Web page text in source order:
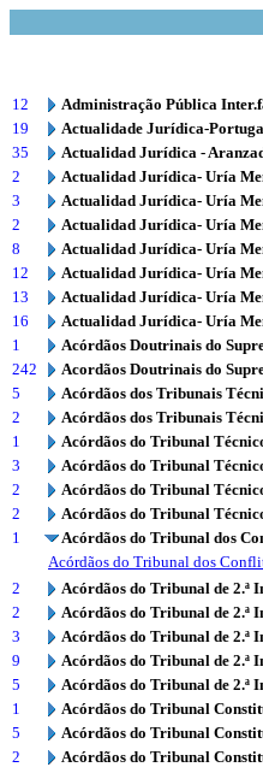
12
Administração Pública
19
Actualidade Jurídica-
35
Actualidad Jurídica -
2
Actualidad Jurídica- Uría
3
Actualidad Jurídica- Uría
2
Actualidad Jurídica- Uría
8
Actualidad Jurídica- Uría
12
Actualidad Jurídica- Uría
13
Actualidad Jurídica- Uría
16
Actualidad Jurídica- Uría
1
Acórdãos Doutrinais do
242
Acordãos Doutrinais do
5
Acórdãos dos Tribunais
2
Acórdãos dos Tribunais
1
Acórdãos do Tribunal
3
Acórdãos do Tribunal
2
Acórdãos do Tribunal
2
Acórdãos do Tribunal
1
Acórdãos do Tribunal dos
Acórdãos do Tribunal dos
2
Acórdãos do Tribunal de 2.ª
2
Acórdãos do Tribunal de 2.ª
3
Acórdãos do Tribunal de 2.ª
9
Acórdãos do Tribunal de 2.ª
5
Acórdãos do Tribunal de 2.ª
1
Acórdãos do Tribunal
5
Acórdãos do Tribunal
2
Acórdãos do Tribunal